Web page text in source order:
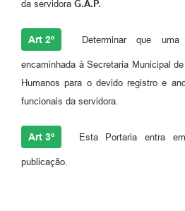
da servidora G.A.P.
Art 2º Determinar que
encaminhada à Secretaria Municipal
Humanos para o devido registro e
funcionais da servidora.
Art 3º Esta Portaria entra
publicação.